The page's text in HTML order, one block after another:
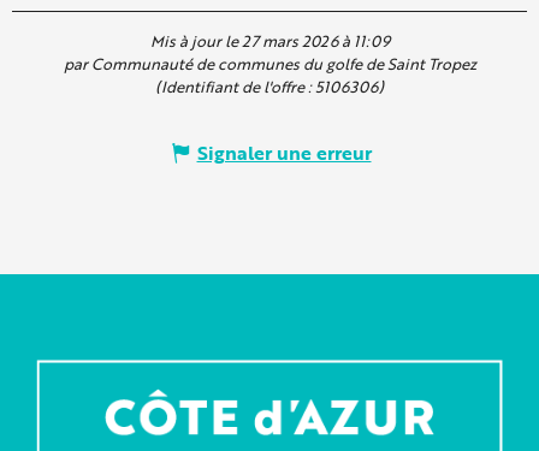
Mis à jour le 27 mars 2026 à 11:09
par Communauté de communes du golfe de Saint Tropez
(Identifiant de l'offre :5106306)
Signaler une erreur